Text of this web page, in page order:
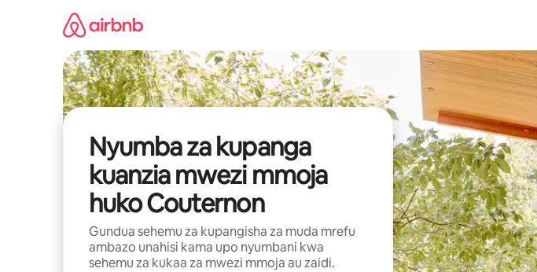
Nyumba za kupanga
kuanzia mwezi mmoja
huko Couternon
Gundua sehemu za kupangisha za muda mrefu
ambazo unahisi kama upo nyumbani kwa
sehemu za kukaa za mwezi mmoja au zaidi.